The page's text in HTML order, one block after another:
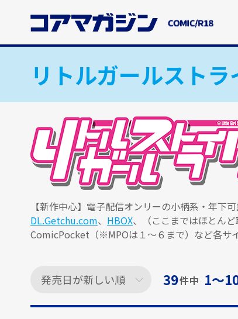
コ
ツ
リトルガールストラ
【新作中心】電子配信オンリーの小柄系・年下
DL.Getchu.com、 HBOX、（ここまではほとんど
ComicPocket（※MPOは１～６まで）など各サ
39件中 1〜